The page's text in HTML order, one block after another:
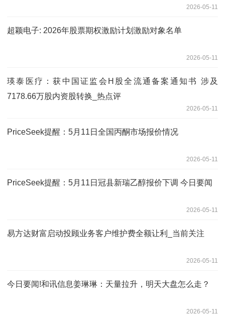
2026-05-11
超颖电子: 2026年股票期权激励计划激励对象名单
2026-05-11
瑛泰医疗：获中国证监会H股全流通备案通知书 涉及
7178.66万股内资股转换_热点评
2026-05-11
PriceSeek提醒：5月11日全国丙酮市场报价情况
2026-05-11
PriceSeek提醒：5月11日冠县新瑞乙醇报价下调 今日要闻
2026-05-11
易方达财富启动投顾业务客户维护费全额让利_当前关注
2026-05-11
今日要闻!和讯信息姜琳琳：天量拉升，明天大盘怎么走？
2026-05-11